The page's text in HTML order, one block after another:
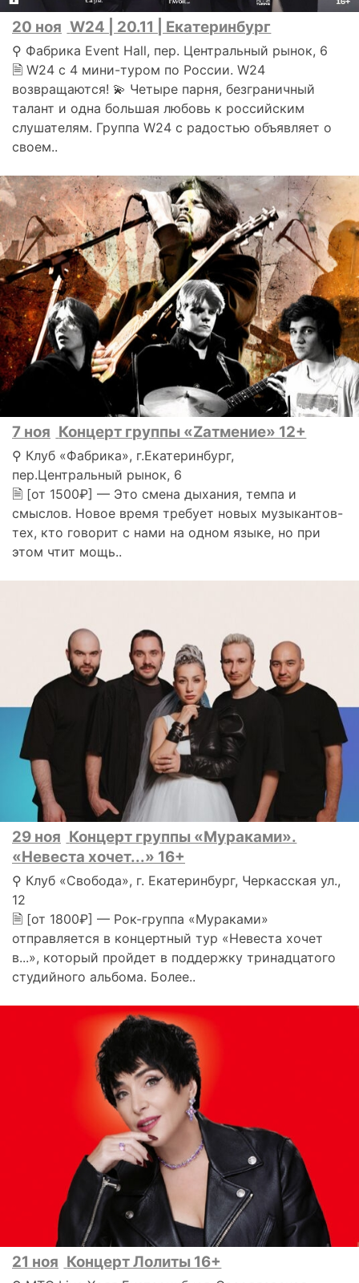
20 ноя W24 | 20.11 | Екатеринбург
⚲ Фабрика Event Hall, пер. Центральный рынок, 6
🗎 W24 с 4 мини-туром по России. W24
возвращаются! 💫 Четыре парня, безграничный
талант и одна большая любовь к российским
слушателям. Группа W24 с радостью объявляет о
своем..
7 ноя Концерт группы «Zатмение» 12+
⚲ Клуб «Фабрика», г.Екатеринбург,
пер.Центральный рынок, 6
🗎 [от 1500₽] — Это смена дыхания, темпа и
смыслов. Новое время требует новых музыкантов-
тех, кто говорит с нами на одном языке, но при
этом чтит мощь..
29 ноя Концерт группы «Мураками».
«Невеста хочет...» 16+
⚲ Клуб «Свобода», г. Екатеринбург, Черкасская ул.,
12
🗎 [от 1800₽] — Рок-группа «Мураками»
отправляется в концертный тур «Невеста хочет
в...», который пройдет в поддержку тринадцатого
студийного альбома. Более..
21 ноя Концерт Лолиты 16+